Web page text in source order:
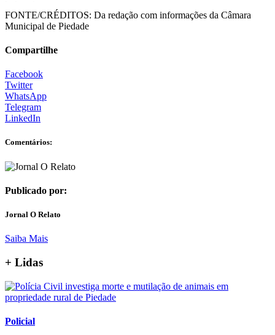
FONTE/CRÉDITOS: Da redação com informações da Câmara
Municipal de Piedade
Compartilhe
Facebook
Twitter
WhatsApp
Telegram
LinkedIn
Comentários:
Publicado por:
Jornal O Relato
Saiba Mais
+ Lidas
Policial